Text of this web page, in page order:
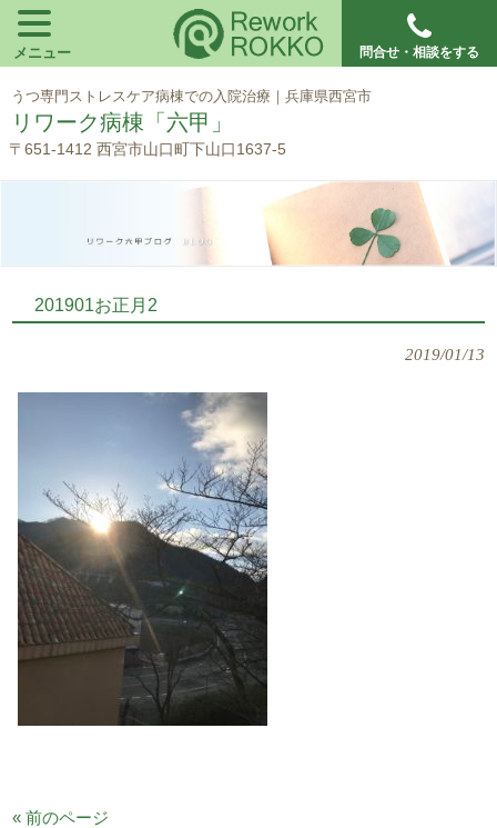
うつ専門ストレスケア病棟での入院治療｜兵庫県西宮市
リワーク病棟「六甲」
〒651-1412 西宮市山口町下山口1637-5
問合せ・相談をする
201901お正月2
2019/01/13
« 前のページ
メニュー